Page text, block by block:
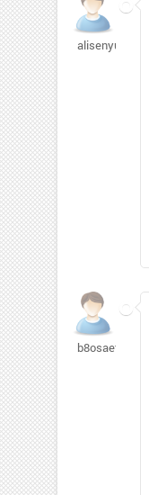
alisenyuk482
b8osaetiii